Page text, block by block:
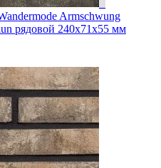
Armschwung
рядовой 240x71x55 мм